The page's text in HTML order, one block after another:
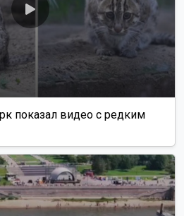
показал видео с редким